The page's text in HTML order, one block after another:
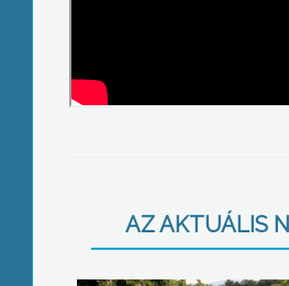
AZ AKTUÁLIS
Megoldást sürget az